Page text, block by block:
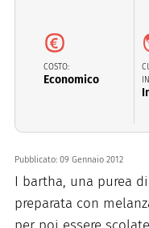
COSTO:
Economico
Pubblicato: 09 Gennaio 2012
I bartha, una purea
preparata con